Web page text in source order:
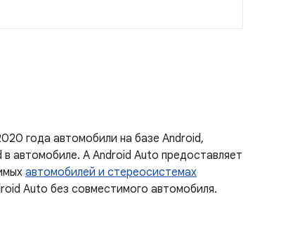
года автомобили на базе Android,
автомобиле. А Android Auto предоставляет
автомобилей и стереосистемах
Auto без совместимого автомобиля.